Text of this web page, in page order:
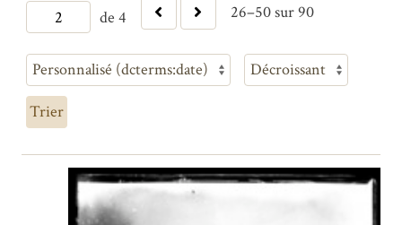
de 4 26–50 sur 90
Trier